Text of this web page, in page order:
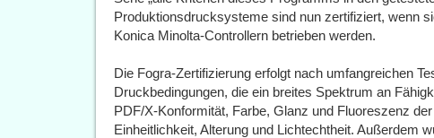
Produktionsdrucksysteme sind nun zertifiziert, wenn
Konica Minolta-Controllern betrieben werden.
Die Fogra-Zertifizierung erfolgt nach umfangreichen
Druckbedingungen, die ein breites Spektrum an
PDF/X-Konformität, Farbe, Glanz und Fluoreszenz
Einheitlichkeit, Alterung und Lichtechtheit. Außerdem